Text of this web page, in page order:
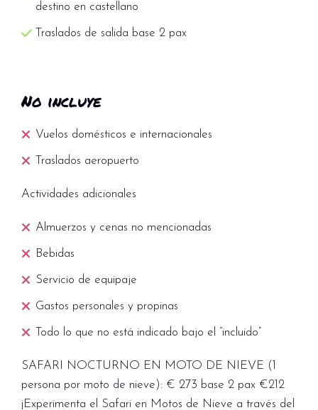
destino en castellano
Traslados de salida base 2 pax
No incluye
Vuelos domésticos e internacionales
Traslados aeropuerto
Actividades adicionales
Almuerzos y cenas no mencionadas
Bebidas
Servicio de equipaje
Gastos personales y propinas
Todo lo que no está indicado bajo el “incluido”
SAFARI NOCTURNO EN MOTO DE NIEVE (1
persona por moto de nieve): € 273 base 2 pax €212
¡Experimenta el Safari en Motos de Nieve a través del